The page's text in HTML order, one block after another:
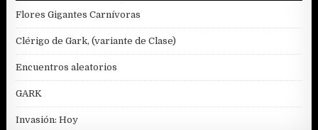
Flores Gigantes Carnívoras
Clérigo de Gark, (variante de Clase)
Encuentros aleatorios
GARK
Invasión: Hoy